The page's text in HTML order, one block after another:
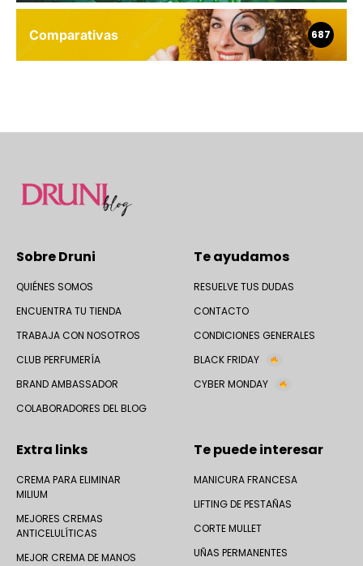
Comparativas 687
Sobre Druni
QUIÉNES SOMOS
ENCUENTRA TU TIENDA
TRABAJA CON NOSOTROS
CLUB PERFUMERÍA
BRAND AMBASSADOR
COLABORADORES DEL BLOG
Te ayudamos
RESUELVE TUS DUDAS
CONTACTO
CONDICIONES GENERALES
BLACK FRIDAY
CYBER MONDAY
Extra links
CREMA PARA ELIMINAR
MILIUM
MEJORES CREMAS
ANTICELULÍTICAS
MEJOR CREMA DE MANOS
Te puede interesar
MANICURA FRANCESA
LIFTING DE PESTAÑAS
CORTE MULLET
UÑAS PERMANENTES